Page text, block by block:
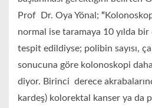
Prof Dr. Oya Yönal; “
normal ise taramaya 10 yılda
tespit edildiyse; polibin sayısı,
sonucuna göre kolonoskopi daha
diyor. Birinci derece
kardeş) kolorektal kanser ya da